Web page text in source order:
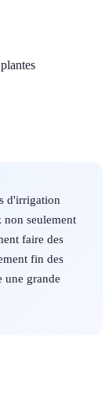
d'irrigation
non seulement
faire des
fin des
une grande